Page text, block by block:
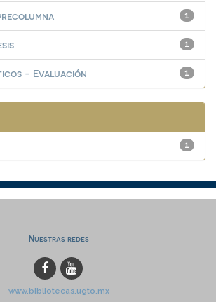
1
1
1
- Evaluación
1
Nuestras redes
www.bibliotecas.ugto.mx